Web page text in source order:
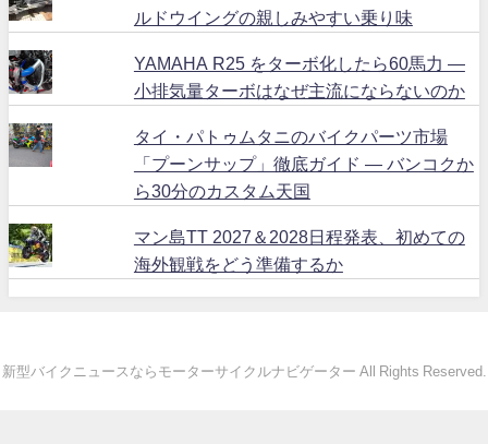
ルドウイングの親しみやすい乗り味
YAMAHA R25 をターボ化したら60馬力 ―
小排気量ターボはなぜ主流にならないのか
タイ・パトゥムタニのバイクパーツ市場
「プーンサップ」徹底ガイド ― バンコクか
ら30分のカスタム天国
マン島TT 2027＆2028日程発表、初めての
海外観戦をどう準備するか
新型バイクニュースならモーターサイクルナビゲーター All Rights Reserved.